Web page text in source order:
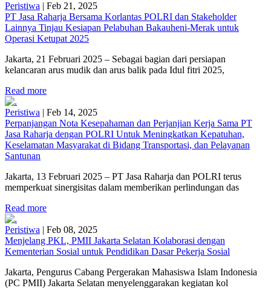
Peristiwa | Feb 21, 2025
PT Jasa Raharja Bersama Korlantas POLRI dan Stakeholder
Lainnya Tinjau Kesiapan Pelabuhan Bakauheni-Merak untuk
Operasi Ketupat 2025
Jakarta, 21 Februari 2025 – Sebagai bagian dari persiapan
kelancaran arus mudik dan arus balik pada Idul fitri 2025,
Read more
Peristiwa | Feb 14, 2025
Perpanjangan Nota Kesepahaman dan Perjanjian Kerja Sama PT
Jasa Raharja dengan POLRI Untuk Meningkatkan Kepatuhan,
Keselamatan Masyarakat di Bidang Transportasi, dan Pelayanan
Santunan
Jakarta, 13 Februari 2025 – PT Jasa Raharja dan POLRI terus
memperkuat sinergisitas dalam memberikan perlindungan das
Read more
Peristiwa | Feb 08, 2025
Menjelang PKL, PMII Jakarta Selatan Kolaborasi dengan
Kementerian Sosial untuk Pendidikan Dasar Pekerja Sosial
Jakarta, Pengurus Cabang Pergerakan Mahasiswa Islam Indonesia
(PC PMII) Jakarta Selatan menyelenggarakan kegiatan kol